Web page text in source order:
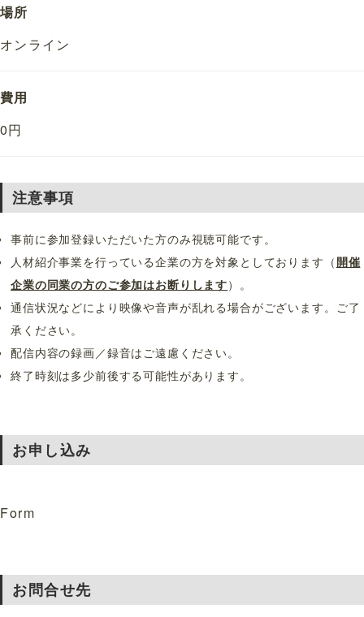
場所
オンライン
費用
0円
注意事項
事前に参加登録いただいた方のみ視聴可能です。
人材紹介事業を行っている企業の方を対象としております（開催
企業の同業の方のご参加はお断りします）。
通信状況などにより映像や音声が乱れる場合がございます。ご了
承ください。
配信内容の録画／録音はご遠慮ください。
終了時刻は多少前後する可能性があります。
お申し込み
Form
お問合せ先